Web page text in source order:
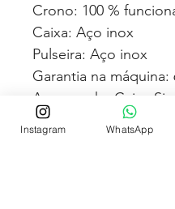
Crono: 100 %
Caixa: Aço inox
Pulseira: Aço inox
Garantia na máquina:
Acompanha Caixa
Almofadada (exceto
Instagram WhatsApp